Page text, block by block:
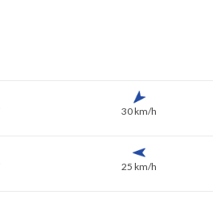
30 km/h
25 km/h